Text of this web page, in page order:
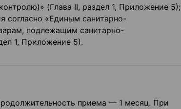
(Глава II, раздел 1, Приложение 5);
согласно «Единым санитарно-
подлежащим санитарно-
1, Приложение 5).
приема — 1 месяц. При